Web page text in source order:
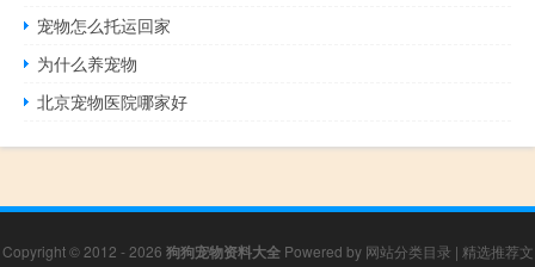
宠物怎么托运回家
为什么养宠物
北京宠物医院哪家好
Copyright © 2012 - 2026 狗狗宠物资料大全Powered by 网站分类目录 | 精选推荐文